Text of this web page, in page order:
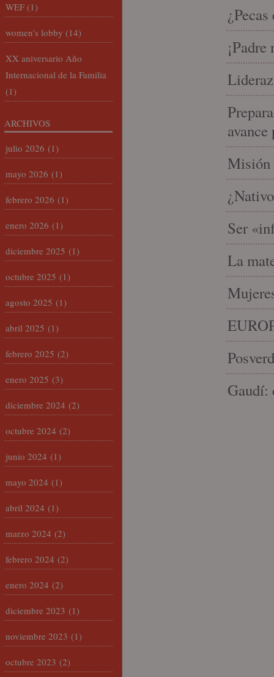
Misión
Ser
La
Gaudí:
WEF (1)
women's lobby (14)
XX aniversario Año
Internacional de la Familia
(1)
ARCHIVOS
julio 2026 (1)
mayo 2026 (1)
febrero 2026 (1)
enero 2026 (1)
diciembre 2025 (1)
octubre 2025 (1)
agosto 2025 (1)
abril 2025 (1)
febrero 2025 (2)
enero 2025 (3)
diciembre 2024 (2)
octubre 2024 (2)
junio 2024 (1)
mayo 2024 (1)
abril 2024 (1)
marzo 2024 (2)
febrero 2024 (2)
enero 2024 (2)
diciembre 2023 (1)
noviembre 2023 (1)
octubre 2023 (2)